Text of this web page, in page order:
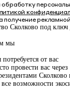
обработку
получение
Сколково под ключ
мы
от вас
провести вас через
Сколково
все возможности